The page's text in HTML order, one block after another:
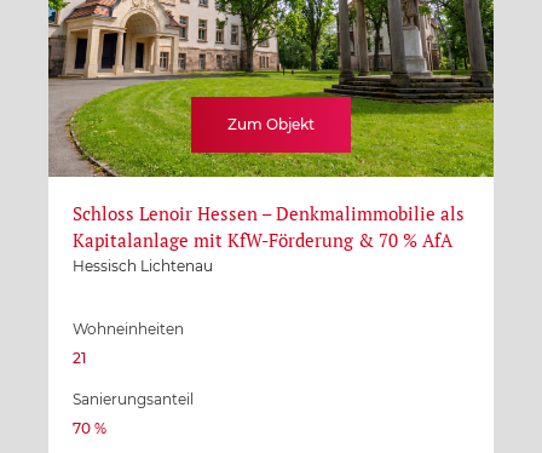
Zum Objekt
Schloss Lenoir Hessen – Denkmalimmobilie als
Kapitalanlage mit KfW-Förderung & 70 % AfA
Hessisch Lichtenau
Wohneinheiten
21
Sanierungsanteil
70 %